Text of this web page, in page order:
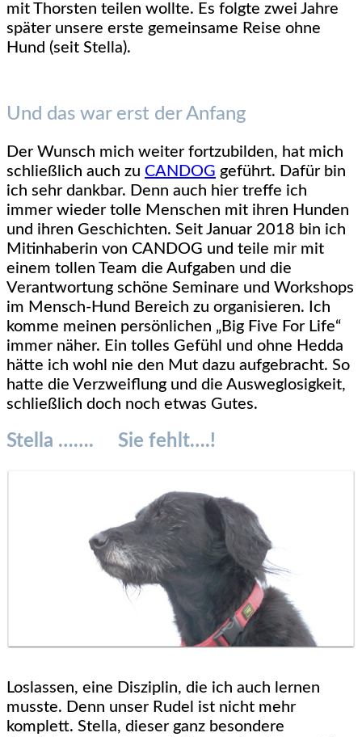
mit Thorsten teilen wollte. Es folgte zwei Jahre
später unsere erste gemeinsame Reise ohne
Hund (seit Stella).
Und das war erst der Anfang
Der Wunsch mich weiter fortzubilden, hat mich
schließlich auch zu CANDOG geführt. Dafür bin
ich sehr dankbar. Denn auch hier treffe ich
immer wieder tolle Menschen mit ihren Hunden
und ihren Geschichten. Seit Januar 2018 bin ich
Mitinhaberin von CANDOG und teile mir mit
einem tollen Team die Aufgaben und die
Verantwortung schöne Seminare und Workshops
im Mensch-Hund Bereich zu organisieren. Ich
komme meinen persönlichen „Big Five For Life“
immer näher. Ein tolles Gefühl und ohne Hedda
hätte ich wohl nie den Mut dazu aufgebracht. So
hatte die Verzweiflung und die Ausweglosigkeit,
schließlich doch noch etwas Gutes.
Stella ……. Sie fehlt….!
Loslassen, eine Disziplin, die ich auch lernen
musste. Denn unser Rudel ist nicht mehr
komplett. Stella, dieser ganz besondere